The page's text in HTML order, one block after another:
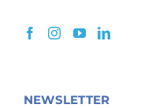
NEWSLETTER